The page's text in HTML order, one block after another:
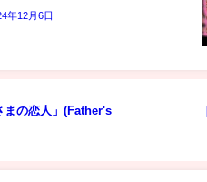
年12月6日
まの恋人」(Father's